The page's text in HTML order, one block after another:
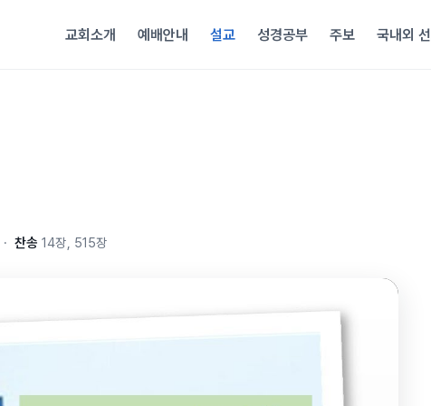
교회소개 예배안내 설교 성경공부 주보 국내외
· 찬송 14장, 515장